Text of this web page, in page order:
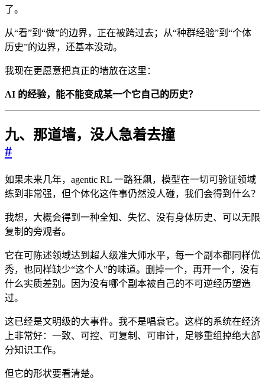
了。
从“看”到“做”的边界，正在被跨过去；从“种群经验”到“个体
历史”的边界，还基本没动。
我现在更愿意把真正的墙放在这里：
AI 的经验，能不能变成某一个它自己的历史？
九、那道墙，没人急着去撞
#
如果未来几年，agentic RL 一路狂飙，模型在一切可验证领域
练到非常强，但个体化这件事仍然没人碰，我们会得到什么？
我想，大概会得到一种全知、失忆、没有身体历史、可以无限
复制的旁观者。
它在可陈述领域达到超人级准大师水平，每一个副本都同样优
秀，也同样缺少“这个人”的味道。删掉一个，再开一个，没有
什么实质差别。因为没有哪个副本被自己的不可逆经历塑造
过。
这已经是文明级的大事件。我不是唱衰它。这样的系统在经济
上非常好：一致、可控、可复制、可审计，足够重组掉绝大部
分知识工作。
但它的形状要看清楚。